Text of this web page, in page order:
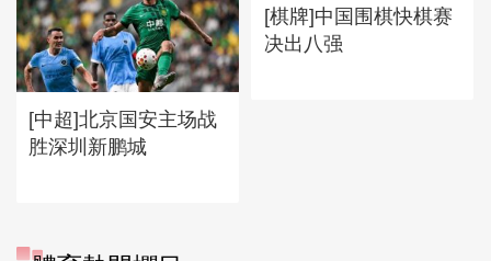
[中超]北京国安主场战
胜深圳新鹏城
[棋牌]中国围棋快棋赛
决出八强